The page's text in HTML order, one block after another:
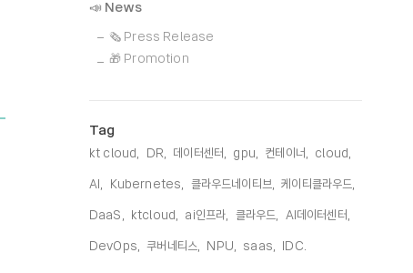
📣 News
🗞️ Press Release
🎁 Promotion
Tag
kt cloud, DR, 데이터센터, gpu, 컨테이너, cloud,
AI, Kubernetes, 클라우드네이티브, 케이티클라우드,
DaaS, ktcloud, ai인프라, 클라우드, AI데이터센터,
DevOps, 쿠버네티스, NPU, saas, IDC,